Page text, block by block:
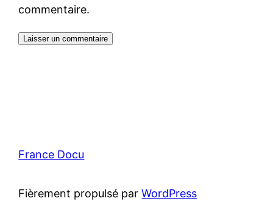
commentaire.
France Docu
Fièrement propulsé parWordPress